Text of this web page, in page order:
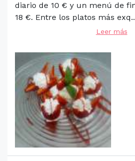
diario de 10 € y un menú de
18 €. Entre los platos más
Leer más